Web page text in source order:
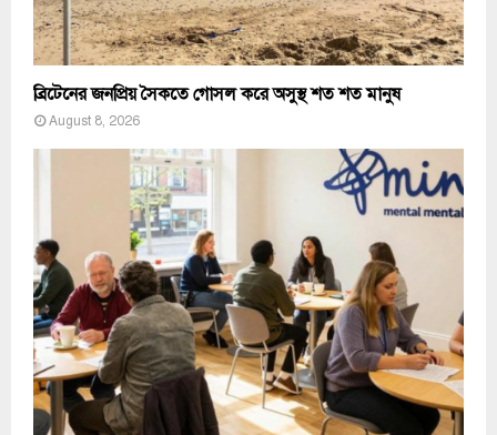
ব্রিটেনের জনপ্রিয় সৈকতে গোসল করে অসুস্থ শত শত মানুষ
August 8, 2026